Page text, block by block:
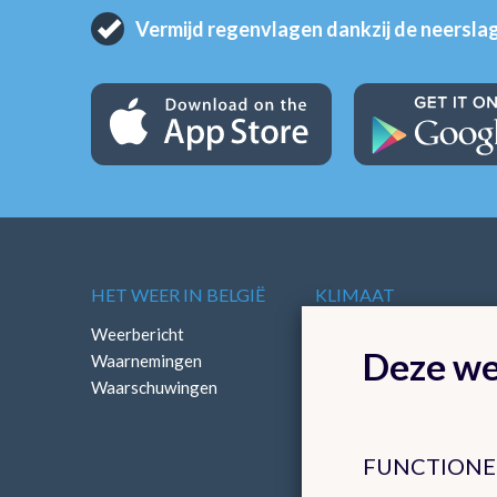
Vermijd regenvlagen dankzij de
HET WEER IN BELGIË
Weerbericht
Waarnemingen
Waarschuwingen
KLIMAAT
Klimatologische kaarten
Deze